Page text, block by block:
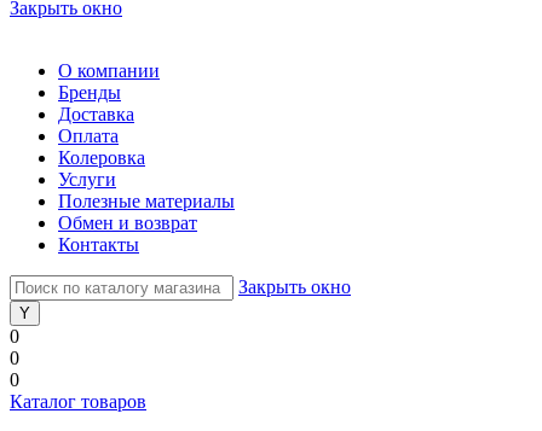
Закрыть окно
О компании
Бренды
Доставка
Оплата
Колеровка
Услуги
Полезные материалы
Обмен и возврат
Контакты
Закрыть окно
0
0
0
Каталог товаров